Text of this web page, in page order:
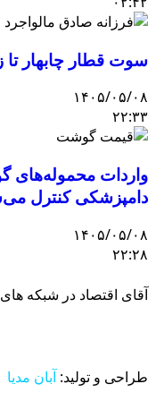
سوت قطار چابهار تا
۱۴۰۵/۰۵/۰۸
۲۲:۳۳
واردات محموله‌های
دامپزشکی کنترل
۱۴۰۵/۰۵/۰۸
۲۲:۲۸
آقای اقتصاد در شبکه
طراحی و تولید: آبان مدیا